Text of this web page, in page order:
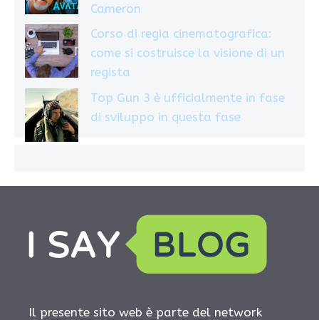
Cameron
Corso di regia cinematografica:
come si costruisce la visione di un
regista
Top Gun 3 è ufficialmente in fase
di sviluppo in questa fase
Il presente sito web è parte del network